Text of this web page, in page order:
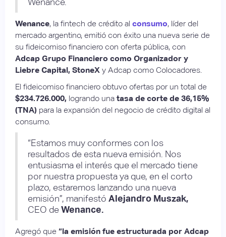
Wenance, la fintech de crédito al consumo, líder del
mercado argentino, emitió con éxito una nueva serie de
su fideicomiso financiero con oferta pública, con
Adcap Grupo Financiero como Organizador y
Liebre Capital, StoneX y Adcap como Colocadores.
El fideicomiso financiero obtuvo ofertas por un total de
$234.726.000, logrando una tasa de corte de 36,15%
(TNA) para la expansión del negocio de crédito digital al
consumo.
“Estamos muy conformes con los
resultados de esta nueva emisión. Nos
entusiasma el interés que el mercado tiene
por nuestra propuesta ya que, en el corto
plazo, estaremos lanzando una nueva
emisión”, manifestó Alejandro Muszak,
CEO deWenance.
Agregó que “la emisión fue estructurada por Adcap